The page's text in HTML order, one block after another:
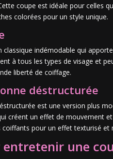
coupe est idéale pour celles
colorées pour un style unique.
classique indémodable qui
à tous les types de visage et
liberté de coiffage.
déstructurée
est une version plus
créent un effet de mouvement
coiffants pour un effet texturisé et
entretenir une